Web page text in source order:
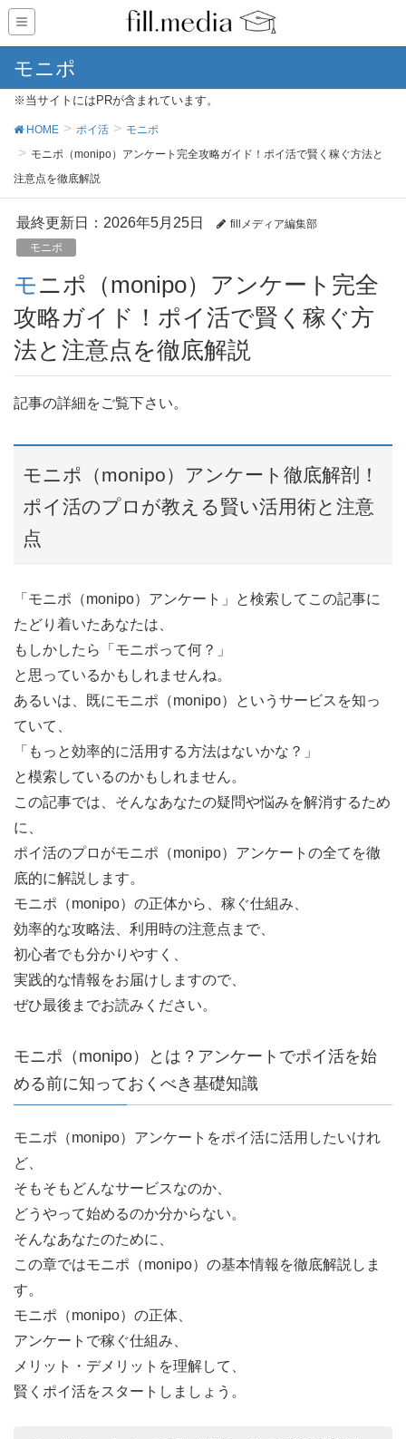
モニポ
※当サイトにはPRが含まれています。
HOME ポイ活
モニポ
モニポ（monipo）アンケート完全攻略ガイド！ポイ活で賢く稼ぐ方法と
注意点を徹底解説
最終更新日：2026年5月25日
fillメディア編集部
モニポ
モニポ（monipo）アンケート完全
攻略ガイド！ポイ活で賢く稼ぐ方
法と注意点を徹底解説
記事の詳細をご覧下さい。
モニポ（monipo）アンケート徹底解剖！
ポイ活のプロが教える賢い活用術と注意
点
「モニポ（monipo）アンケート」と検索してこの記事に
たどり着いたあなたは、
もしかしたら「モニポって何？」
と思っているかもしれませんね。
あるいは、既にモニポ（monipo）というサービスを知っ
ていて、
「もっと効率的に活用する方法はないかな？」
と模索しているのかもしれません。
この記事では、そんなあなたの疑問や悩みを解消するため
に、
ポイ活のプロがモニポ（monipo）アンケートの全てを徹
底的に解説します。
モニポ（monipo）の正体から、稼ぐ仕組み、
効率的な攻略法、利用時の注意点まで、
初心者でも分かりやすく、
実践的な情報をお届けしますので、
ぜひ最後までお読みください。
モニポ（monipo）とは？アンケートでポイ活を始
める前に知っておくべき基礎知識
モニポ（monipo）アンケートをポイ活に活用したいけれ
ど、
そもそもどんなサービスなのか、
どうやって始めるのか分からない。
そんなあなたのために、
この章ではモニポ（monipo）の基本情報を徹底解説しま
す。
モニポ（monipo）の正体、
アンケートで稼ぐ仕組み、
メリット・デメリットを理解して、
賢くポイ活をスタートしましょう。